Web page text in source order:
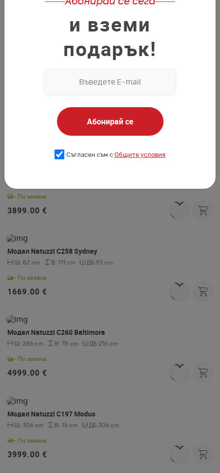
и вземи
подарък!
Абонирай се
Съгласен съм с Общите условия
Релакс фотьойл Норман
- По заявка
3899.00 €
Модел Natuzzi C258 Sydney
Ш: 82 cm В: 111 cm ДБ:93 cm
- По заявка
1669.00 €
Модел Natuzzi C260 Baltimora
Ш: 286 cm В: 78 cm ДБ:216 cm
- По заявка
4999.00 €
Модел Natuzzi C197 Modus
Ш: 306 cm В: 76 cm ДБ:306 cm
- По заявка
3999.00 €